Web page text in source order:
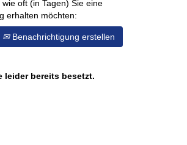
oft (in Tagen) Sie eine
erhalten möchten:
Benachrichtigung erstellen
leider bereits besetzt.